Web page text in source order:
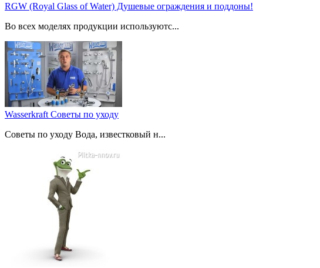
RGW (Royal Glass of Water) Душевые ограждения и поддоны!
Во всех моделях продукции используютс...
Wasserkraft Советы по уходу
Советы по уходу Вода, известковый н...